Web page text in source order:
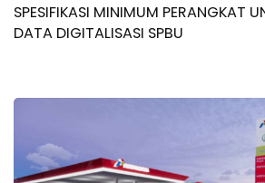
SPESIFIKASI MINIMUM PERANGKAT
DATA DIGITALISASI SPBU